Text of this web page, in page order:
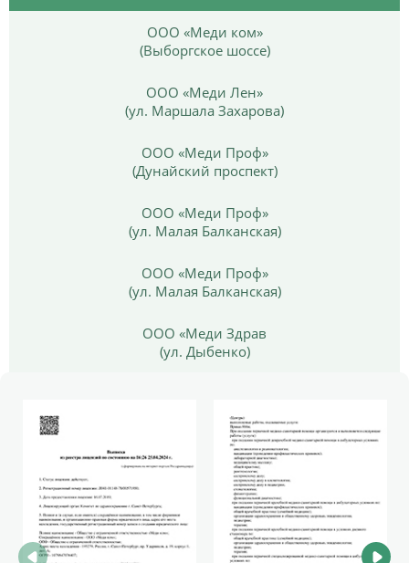
ООО «Меди ком»
(Выборгское шоссе)
ООО «Меди Лен»
(ул. Маршала Захарова)
ООО «Меди Проф»
(Дунайский проспект)
ООО «Меди Проф»
(ул. Малая Балканская)
ООО «Меди Проф»
(ул. Малая Балканская)
ООО «Меди Здрав
(ул. Дыбенко)